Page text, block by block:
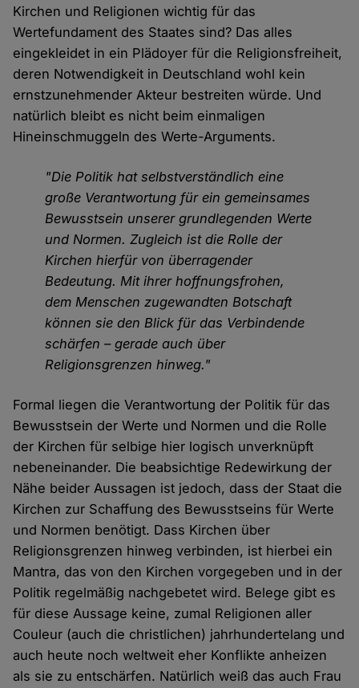
Kirchen und Religionen wichtig für das
Wertefundament des Staates sind? Das alles
eingekleidet in ein Plädoyer für die Religionsfreiheit,
deren Notwendigkeit in Deutschland wohl kein
ernstzunehmender Akteur bestreiten würde. Und
natürlich bleibt es nicht beim einmaligen
Hineinschmuggeln des Werte-Arguments.
"Die Politik hat selbstverständlich eine
große Verantwortung für ein gemeinsames
Bewusstsein unserer grundlegenden Werte
und Normen. Zugleich ist die Rolle der
Kirchen hierfür von überragender
Bedeutung. Mit ihrer hoffnungsfrohen,
dem Menschen zugewandten Botschaft
können sie den Blick für das Verbindende
schärfen – gerade auch über
Religionsgrenzen hinweg."
Formal liegen die Verantwortung der Politik für das
Bewusstsein der Werte und Normen und die Rolle
der Kirchen für selbige hier logisch unverknüpft
nebeneinander. Die beabsichtige Redewirkung der
Nähe beider Aussagen ist jedoch, dass der Staat die
Kirchen zur Schaffung des Bewusstseins für Werte
und Normen benötigt. Dass Kirchen über
Religionsgrenzen hinweg verbinden, ist hierbei ein
Mantra, das von den Kirchen vorgegeben und in der
Politik regelmäßig nachgebetet wird. Belege gibt es
für diese Aussage keine, zumal Religionen aller
Couleur (auch die christlichen) jahrhundertelang und
auch heute noch weltweit eher Konflikte anheizen
als sie zu entschärfen. Natürlich weiß das auch Frau